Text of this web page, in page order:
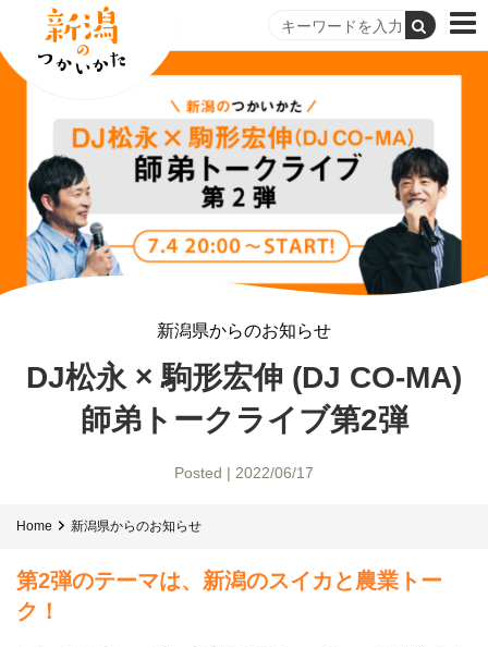
新潟県からのお知らせ
DJ松永 × 駒形宏伸 (DJ CO-MA)
師弟トークライブ第2弾
Posted | 2022/06/17
Home 新潟県からのお知らせ
第2弾のテーマは、新潟のスイカと農業トー
ク！